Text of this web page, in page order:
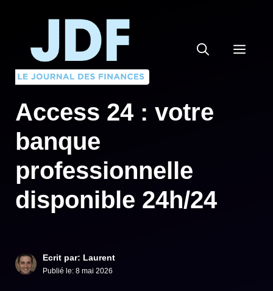
contenu
Access 24 : votre
banque
professionnelle
disponible 24h/24
Ecrit par: Laurent
Publié le: 8 mai 2026